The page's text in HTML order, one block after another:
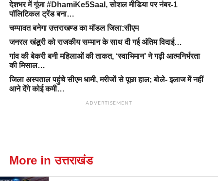
देशभर में गूंजा #DhamiKe5Saal, सोशल मीडिया पर नंबर-1
पॉलिटिकल ट्रेंड बना…
चम्पावत बनेगा उत्तराखण्ड का मॉडल जिला:सीएम
जनरल खंडूरी को राजकीय सम्मान के साथ दी गई अंतिम विदाई…
गांव की बेकरी बनी महिलाओं की ताकत, ‘स्वाभिमान’ ने गढ़ी आत्मनिर्भरता
की मिसाल…
जिला अस्पताल पहुंचे सीएम धामी, मरीजों से पूछा हाल; बोले- इलाज में नहीं
आने देंगे कोई कमी…
ADVERTISEMENT
More in उत्तराखंड